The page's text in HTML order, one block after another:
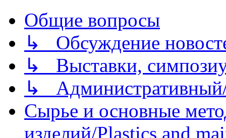
Общие вопросы
↳ Обсуждение
↳ Выставки,
↳
Сырье и основные
изделий/Plastics and